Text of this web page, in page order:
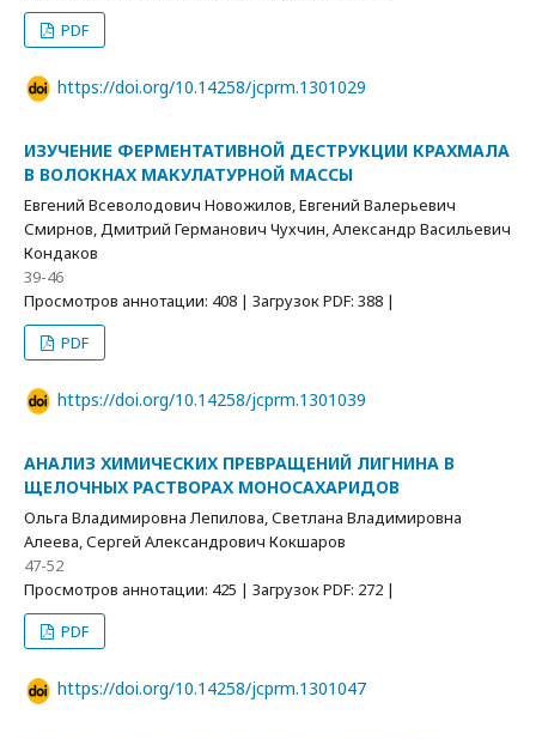
PDF
https://doi.org/10.14258/jcprm.1301029
ИЗУЧЕНИЕ ФЕРМЕНТАТИВНОЙ ДЕСТРУКЦИИ КРАХМАЛА
В ВОЛОКНАХ МАКУЛАТУРНОЙ МАССЫ
Евгений Всеволодович Новожилов, Евгений Валерьевич
Смирнов, Дмитрий Германович Чухчин, Александр Васильевич
Кондаков
39-46
Просмотров аннотации: 408 | Загрузок PDF: 388 |
PDF
https://doi.org/10.14258/jcprm.1301039
АНАЛИЗ ХИМИЧЕСКИХ ПРЕВРАЩЕНИЙ ЛИГНИНА В
ЩЕЛОЧНЫХ РАСТВОРАХ МОНОСАХАРИДОВ
Ольга Владимировна Лепилова, Светлана Владимировна
Алеева, Сергей Александрович Кокшаров
47-52
Просмотров аннотации: 425 | Загрузок PDF: 272 |
PDF
https://doi.org/10.14258/jcprm.1301047